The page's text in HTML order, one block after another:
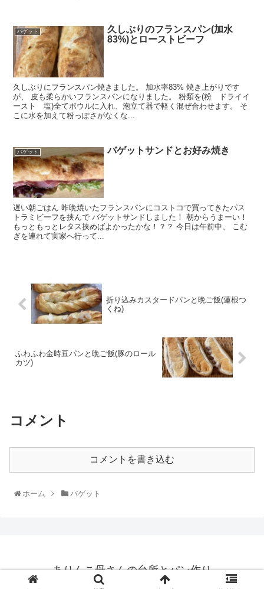
バゲット
久しぶりのフランスパン(加水
83%)とローストビーフ
久しぶりにフランスパン焼きました。 加水率83% 焼き上がりです
が、 皮も柔らかいフランスパンになりました。 粉類を(粉 ドライイ
ースト 塩)全てボウルに入れ、泡立て器で軽く混ぜ合わせます。 そ
こに水を加えて粉っぽさがなくな...
バゲット バゲットサンドとお好み焼き
遅い朝ごはん 昨晩焼いたフランスパンにコストコで買ってきたパス
トラミビーフを挟んで バゲットサンドしました！ 朝からうまーい！
もっともっとレタス挟めばよかったかな！？？ 今日は午前中、 こむ
ぎを連れて実家へ行って...
折り込みカスタードパンと晩ご飯(蓮根つ
くね)
ふわふわ金時豆パンと晩ご飯(豚のロール
カツ)
コメント
コメントを書き込む
ホーム バゲット
ありんこ母さんの台所とパン作り